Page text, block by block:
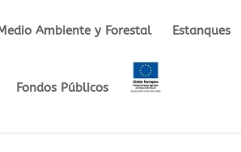
Ambiente y Forestal Estanques
Fondos Públicos